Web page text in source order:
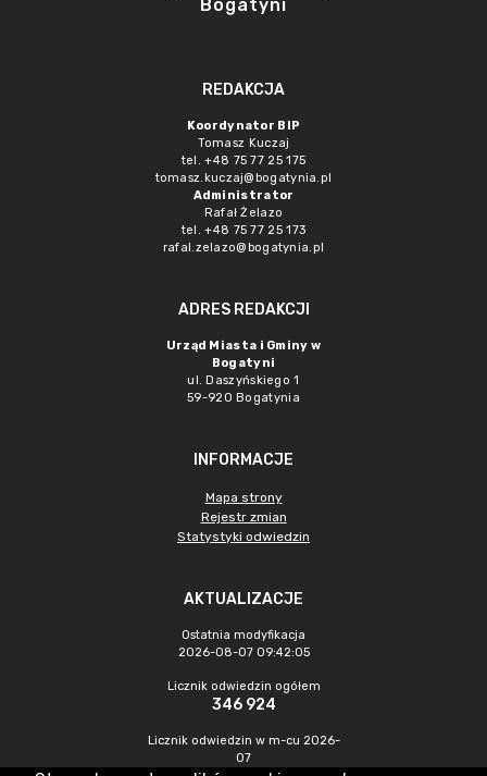
Bogatyni
REDAKCJA
Koordynator BIP
Tomasz Kuczaj
tel. +48 75 77 25 175
tomasz.kuczaj@bogatynia.pl
Administrator
Rafał Żelazo
tel. +48 75 77 25 173
rafal.zelazo@bogatynia.pl
ADRES REDAKCJI
Urząd Miasta i Gminy w
Bogatyni
ul. Daszyńskiego 1
59-920 Bogatynia
INFORMACJE
Mapa strony
Rejestr zmian
Statystyki odwiedzin
AKTUALIZACJE
Ostatnia modyfikacja
2026-08-07 09:42:05
Licznik odwiedzin ogółem
346 924
Licznik odwiedzin w m-cu 2026-
07